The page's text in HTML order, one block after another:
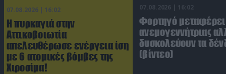
07.08.2026 | 16:02
Η πυρκαγιά στην
Αττικοβοιωτία
απελευθέρωσε ενέργεια ίση
με 6 ατομικές βόμβες της
Χιροσίμα!
07.08.2026 | 16:02
Φορτηγό μεταφέρει
ανεμογεννήτριας
δυσκολεύουν τα
(βίντεο)